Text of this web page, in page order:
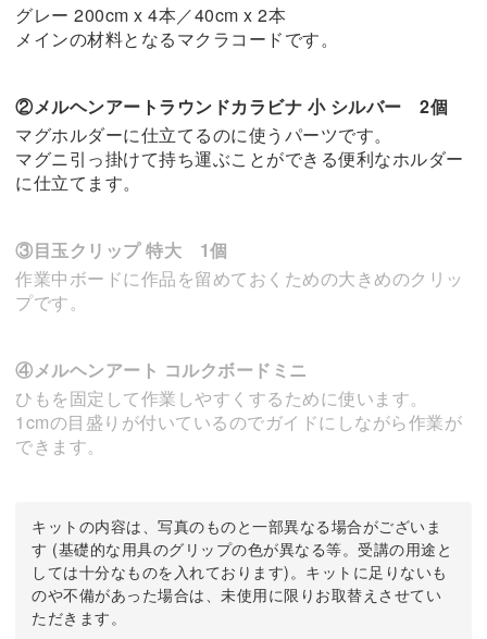
グレー 200cm x 4本／40cm x 2本
メインの材料となるマクラコードです。
②メルヘンアートラウンドカラビナ 小 シルバー 2個
マグホルダーに仕立てるのに使うパーツです。
マグニ引っ掛けて持ち運ぶことができる便利なホルダー
に仕立てます。
③目玉クリップ 特大 1個
作業中ボードに作品を留めておくための大きめのクリッ
プです。
④メルヘンアート コルクボードミニ
ひもを固定して作業しやすくするために使います。
1cmの目盛りが付いているのでガイドにしながら作業が
できます。
キットの内容は、写真のものと一部異なる場合がございま
す (基礎的な用具のグリップの色が異なる等。受講の用途と
しては十分なものを入れております)。キットに足りないも
のや不備があった場合は、未使用に限りお取替えさせてい
ただきます。